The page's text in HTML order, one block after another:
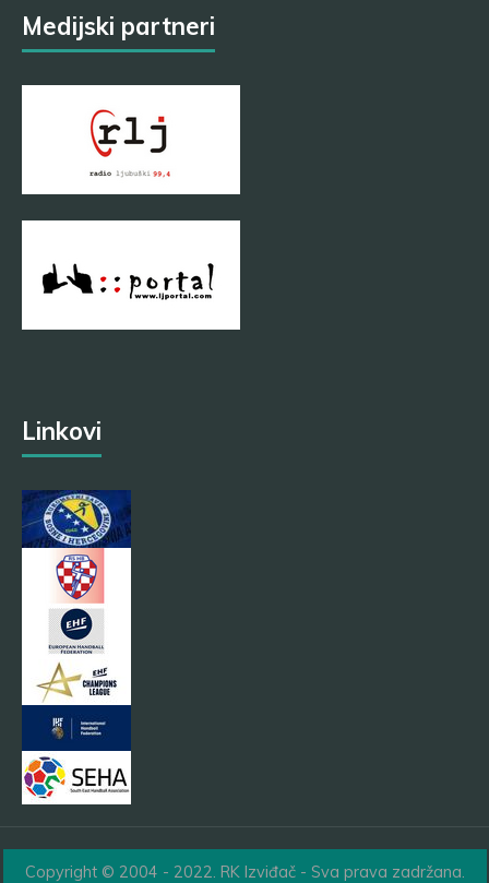
Medijski partneri
Linkovi
Copyright © 2004 - 2022. RK Izviđač - Sva prava zadržana.